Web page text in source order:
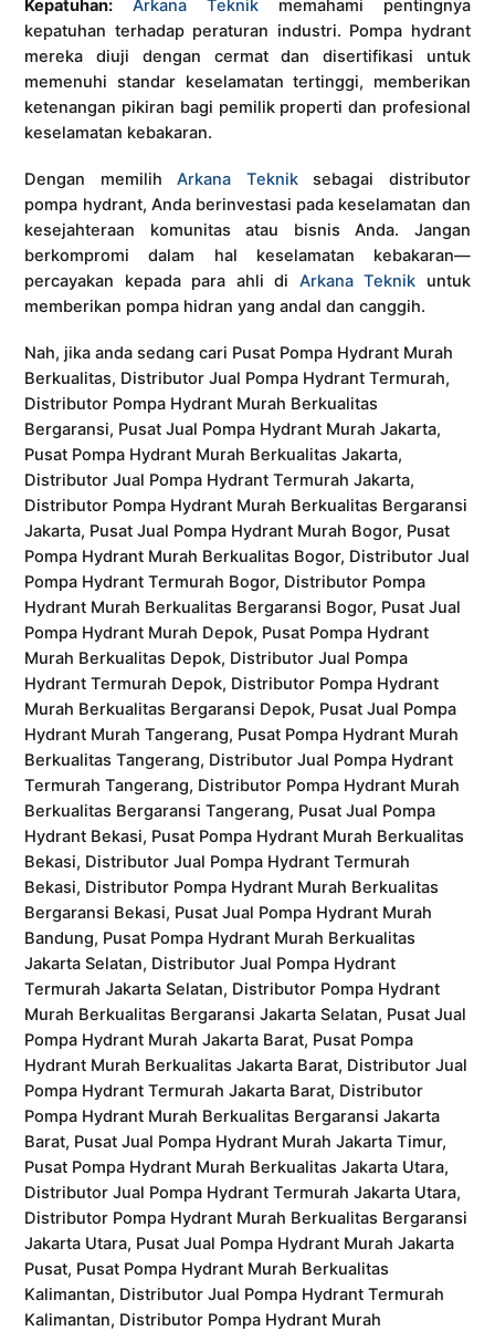
Kepatuhan: Arkana Teknik memahami pentingnya
kepatuhan terhadap peraturan industri. Pompa hydrant
mereka diuji dengan cermat dan disertifikasi untuk
memenuhi standar keselamatan tertinggi, memberikan
ketenangan pikiran bagi pemilik properti dan profesional
keselamatan kebakaran.
Dengan memilihArkana Tekniksebagai distributor
pompa hydrant, Anda berinvestasi pada keselamatan dan
kesejahteraan komunitas atau bisnis Anda. Jangan
berkompromi dalam hal keselamatan kebakaran—
percayakan kepada para ahli di Arkana Teknik untuk
memberikan pompa hidran yang andal dan canggih.
Nah, jika anda sedang cari Pusat Pompa Hydrant Murah
Berkualitas, Distributor Jual Pompa Hydrant Termurah,
Distributor Pompa Hydrant Murah Berkualitas
Bergaransi, Pusat Jual Pompa Hydrant Murah Jakarta,
Pusat Pompa Hydrant Murah Berkualitas Jakarta,
Distributor Jual Pompa Hydrant Termurah Jakarta,
Distributor Pompa Hydrant Murah Berkualitas Bergaransi
Jakarta, Pusat Jual Pompa Hydrant Murah Bogor, Pusat
Pompa Hydrant Murah Berkualitas Bogor, Distributor Jual
Pompa Hydrant Termurah Bogor, Distributor Pompa
Hydrant Murah Berkualitas Bergaransi Bogor, Pusat Jual
Pompa Hydrant Murah Depok, Pusat Pompa Hydrant
Murah Berkualitas Depok, Distributor Jual Pompa
Hydrant Termurah Depok, Distributor Pompa Hydrant
Murah Berkualitas Bergaransi Depok, Pusat Jual Pompa
Hydrant Murah Tangerang, Pusat Pompa Hydrant Murah
Berkualitas Tangerang, Distributor Jual Pompa Hydrant
Termurah Tangerang, Distributor Pompa Hydrant Murah
Berkualitas Bergaransi Tangerang, Pusat Jual Pompa
Hydrant Bekasi, Pusat Pompa Hydrant Murah Berkualitas
Bekasi, Distributor Jual Pompa Hydrant Termurah
Bekasi, Distributor Pompa Hydrant Murah Berkualitas
Bergaransi Bekasi, Pusat Jual Pompa Hydrant Murah
Bandung, Pusat Pompa Hydrant Murah Berkualitas
Jakarta Selatan, Distributor Jual Pompa Hydrant
Termurah Jakarta Selatan, Distributor Pompa Hydrant
Murah Berkualitas Bergaransi Jakarta Selatan, Pusat Jual
Pompa Hydrant Murah Jakarta Barat, Pusat Pompa
Hydrant Murah Berkualitas Jakarta Barat, Distributor Jual
Pompa Hydrant Termurah Jakarta Barat, Distributor
Pompa Hydrant Murah Berkualitas Bergaransi Jakarta
Barat, Pusat Jual Pompa Hydrant Murah Jakarta Timur,
Pusat Pompa Hydrant Murah Berkualitas Jakarta Utara,
Distributor Jual Pompa Hydrant Termurah Jakarta Utara,
Distributor Pompa Hydrant Murah Berkualitas Bergaransi
Jakarta Utara, Pusat Jual Pompa Hydrant Murah Jakarta
Pusat, Pusat Pompa Hydrant Murah Berkualitas
Kalimantan, Distributor Jual Pompa Hydrant Termurah
Kalimantan, Distributor Pompa Hydrant Murah